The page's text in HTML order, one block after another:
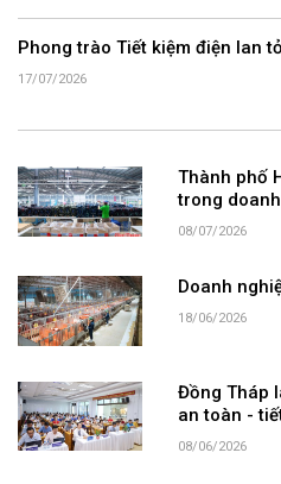
Phong trào Tiết kiệm điện lan
17/07/2026
Thành phố
trong
08/07/2026
Doanh
18/06/2026
Đồng Tháp
an toàn -
08/06/2026